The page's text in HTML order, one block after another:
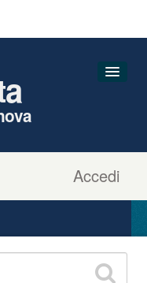
Accedi